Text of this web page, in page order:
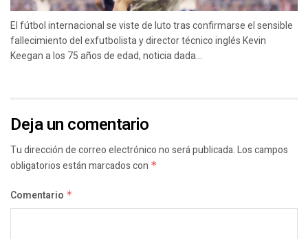
El fútbol internacional se viste de luto tras confirmarse el sensible
fallecimiento del exfutbolista y director técnico inglés Kevin
Keegan a los 75 años de edad, noticia dada...
Deja un comentario
Tu dirección de correo electrónico no será publicada.Los campos
obligatorios están marcados con *
Comentario *